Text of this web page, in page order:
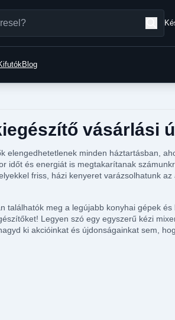
Blog
vásárlási
elengedhetetlenek minden háztartásban,
időt és energiát is megtakarítanak
friss, házi kenyeret varázsolhatunk
találhatók meg a legújabb konyhai gépek
Legyen szó egy egyszerű kézi
ki akcióinkat és újdonságainkat sem,